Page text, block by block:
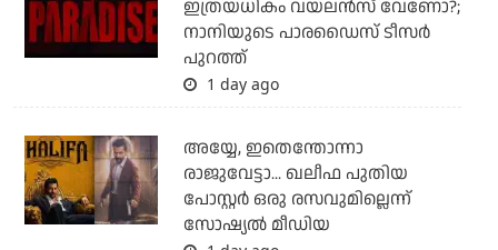
ഇത്രയധികം വയലന്‍സ് വേണോ?;
നാനിയുടെ പാരഡൈസ് ടീസര്‍
പുറത്ത്
1 day ago
അയ്യേ, ഇതെന്തോന്നാ
രാജുവേട്ടാ... ഖലീഫ പുതിയ
പോസ്റ്റര്‍ ഒരു രസവുമില്ലെന്ന്
സോഷ്യല്‍ മീഡിയ